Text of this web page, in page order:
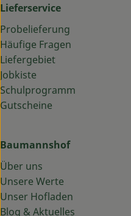
Lieferservice
Probelieferung
Häufige Fragen
Liefergebiet
Jobkiste
Schulprogramm
Gutscheine
Baumannshof
Über uns
Unsere Werte
Unser Hofladen
Blog & Aktuelles